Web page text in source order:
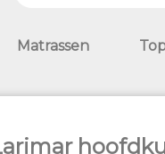
Matrassen